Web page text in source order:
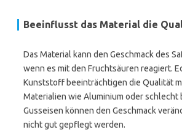
Beeinflusst das Material die
Das Material kann den Geschmack des
wenn es mit den Fruchtsäuren reagiert.
Kunststoff beeinträchtigen die Qualität
Materialien wie Aluminium oder schlecht
Gusseisen können den Geschmack
nicht gut gepflegt werden.